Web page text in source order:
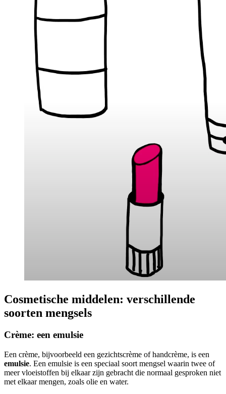
Cosmetische middelen: verschillende
soorten mengsels
Crème: een emulsie
Een crème, bijvoorbeeld een gezichtscrème of handcrème, is een
emulsie. Een emulsie is een speciaal soort mengsel waarin twee of
meer vloeistoffen bij elkaar zijn gebracht die normaal gesproken niet
met elkaar mengen, zoals olie en water.